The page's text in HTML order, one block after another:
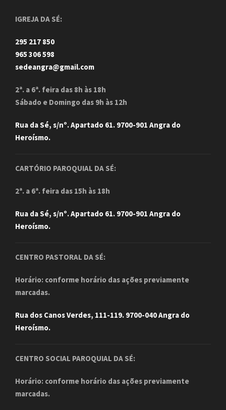
IGREJA DA SÉ:
295 217 850
965 306 598
sedeangra@gmail.com
2ª. a 6ª. feira das 8h às 18h
Sábado e Domingo das 9h às 12h
Rua da Sé, s/nº. Apartado 61. 9700-901 Angra do
Heroísmo.
CARTÓRIO PAROQUIAL DA SÉ:
2ª. a 6ª. feira das 15h às 18h
Rua da Sé, s/nº. Apartado 61. 9700-901 Angra do
Heroísmo.
CENTRO PASTORAL DA SÉ:
Horário: conforme horário das ações previamente
marcadas.
Rua dos Canos Verdes, 111-119. 9700-040 Angra do
Heroísmo.
CENTRO SOCIAL PAROQUIAL DA SÉ:
Horário: conforme horário das ações previamente
marcadas.